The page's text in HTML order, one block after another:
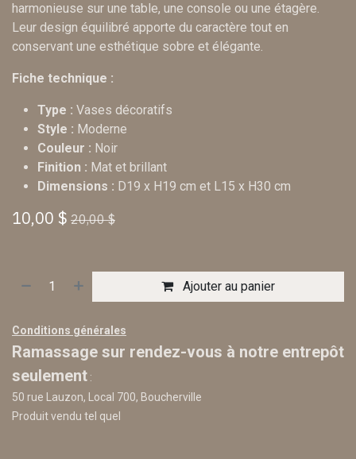
harmonieuse sur une table, une console ou une étagère.
Leur design équilibré apporte du caractère tout en
conservant une esthétique sobre et élégante.
Fiche technique :
Type : Vases décoratifs
Style : Moderne
Couleur : Noir
Finition : Mat et brillant
Dimensions : D19 x H19 cm et L15 x H30 cm
10,00 $ 20,00$
Ajouter au panier
Conditions générales
Ramassage sur rendez-vous à notre entrepôt
seulement :
50 rue Lauzon, Local 700, Boucherville
Produit vendu tel quel